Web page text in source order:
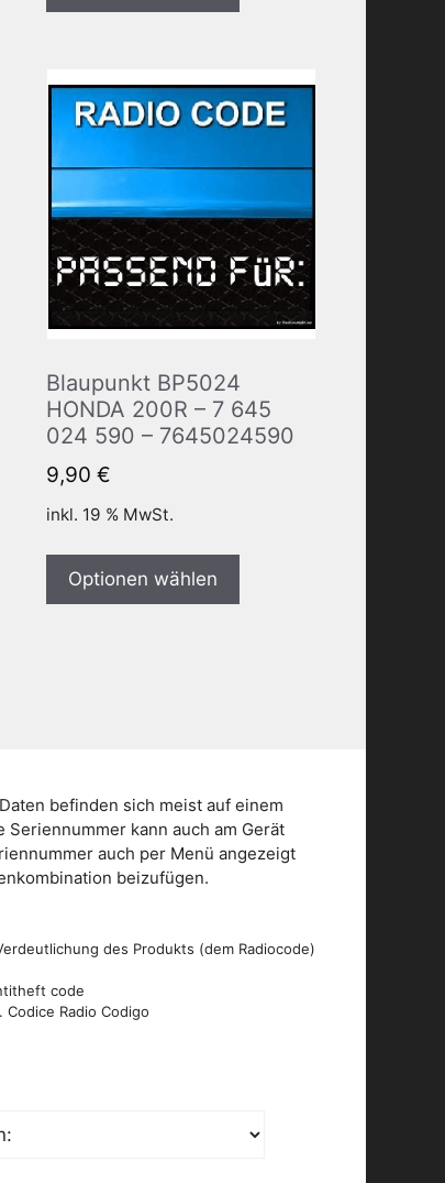
Blaupunkt BP5024
HONDA 200R – 7 645
024 590 – 7645024590
9,90 €
inkl. 19 % MwSt.
Optionen wählen
befinden sich meist auf einem
kann auch am Gerät
auch per Menü angezeigt
beizufügen.
des Produkts (dem Radiocode)
code
Radio Codigo